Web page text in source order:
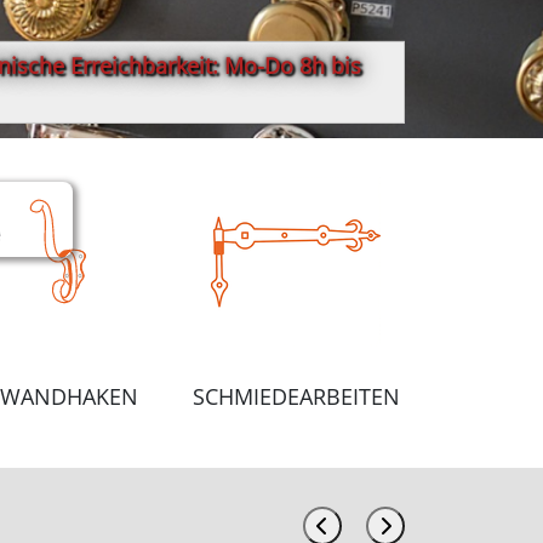
Erreichbarkeit: Mo-Do 8h bis
WANDHAKEN SCHMIEDEARBEITEN